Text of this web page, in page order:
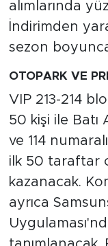
alımlarında
İndirimden
sezon
OTOPARK VE
VIP 213-214
50 kişi ile Batı
ve 114
ilk 50 taraftar
kazanacak.
ayrıca